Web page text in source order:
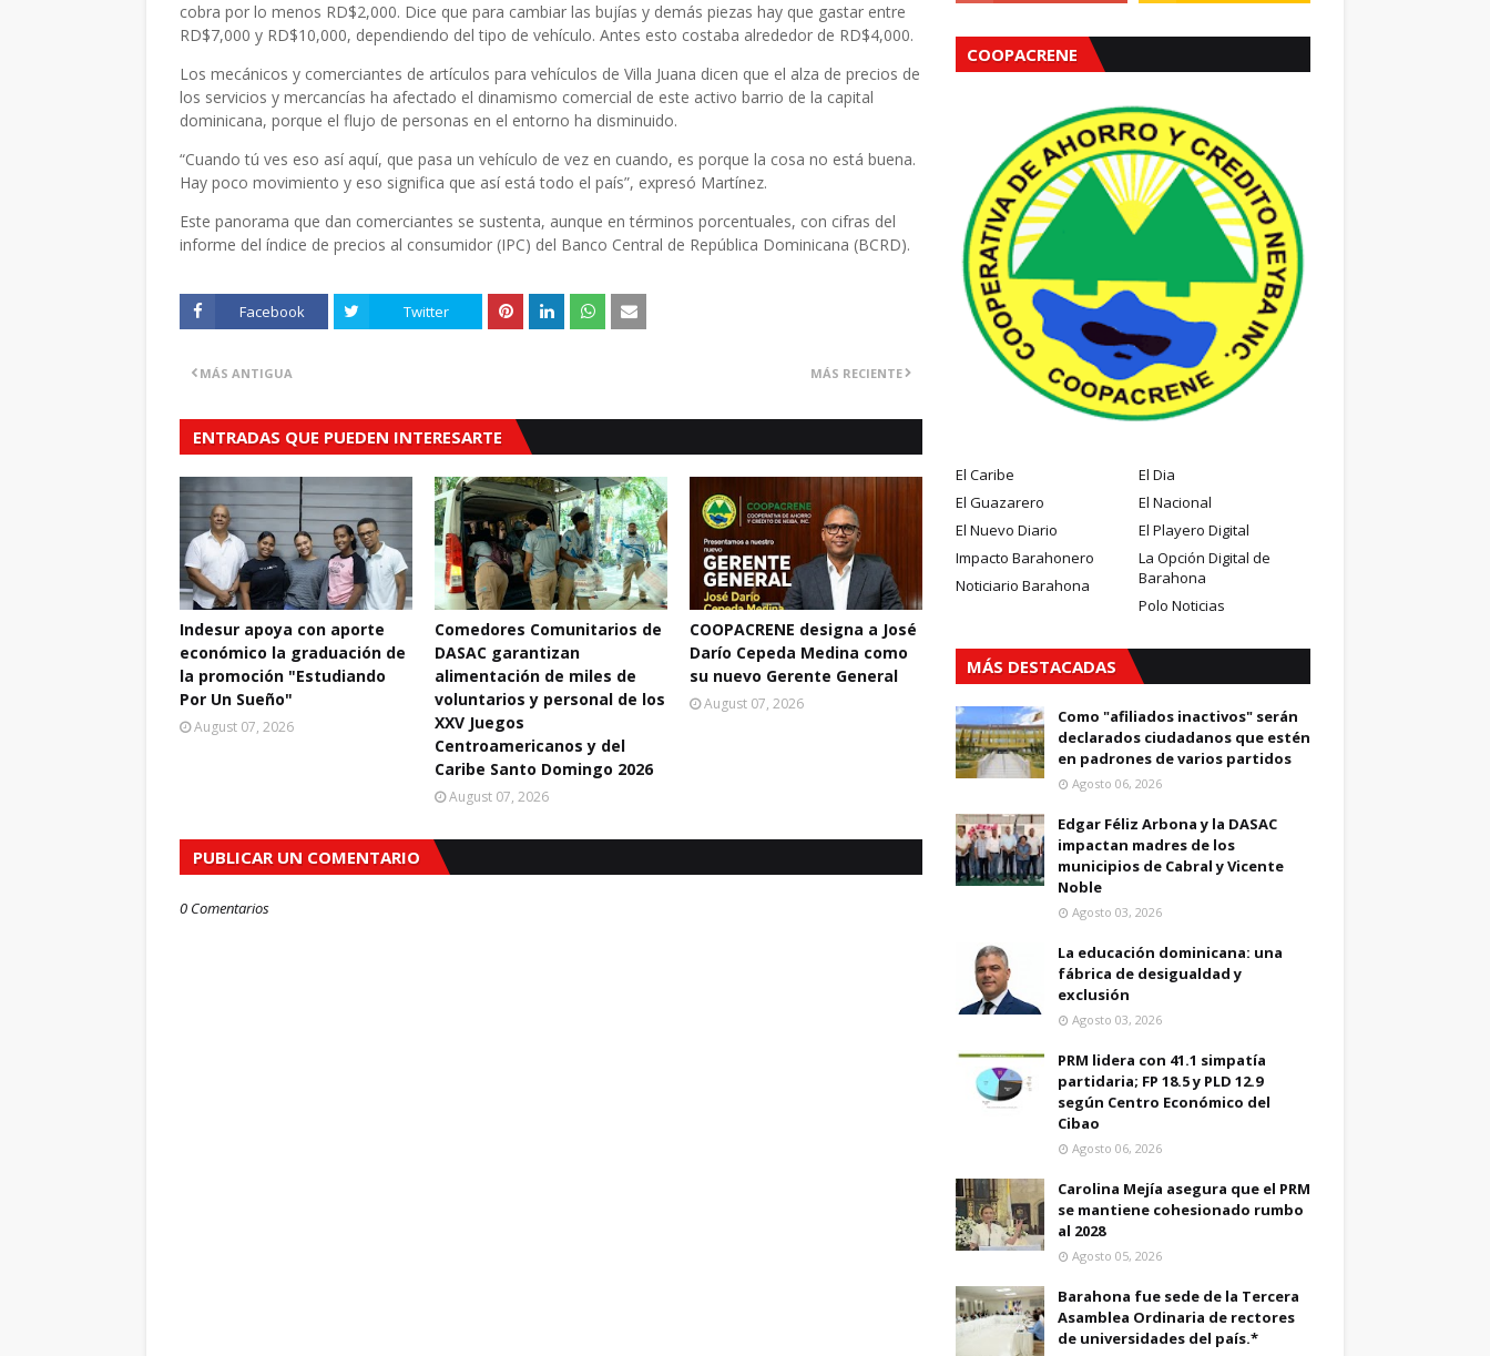
cobra por lo menos RD$2,000. Dice que para cambiar las bujías y demás piezas hay que gastar entre
RD$7,000 y RD$10,000, dependiendo del tipo de vehículo. Antes esto costaba alrededor de RD$4,000.
Los mecánicos y comerciantes de artículos para vehículos de Villa Juana dicen que el alza de precios de
los servicios y mercancías ha afectado el dinamismo comercial de este activo barrio de la capital
dominicana, porque el flujo de personas en el entorno ha disminuido.
“Cuando tú ves eso así aquí, que pasa un vehículo de vez en cuando, es porque la cosa no está buena.
Hay poco movimiento y eso significa que así está todo el país”, expresó Martínez.
Este panorama que dan comerciantes se sustenta, aunque en términos porcentuales, con cifras del
informe del índice de precios al consumidor (IPC) del Banco Central de República Dominicana (BCRD).
Facebook Twitter
MÁS RECIENTE
MÁS ANTIGUA
ENTRADAS QUE PUEDEN INTERESARTE
Indesur apoya con aporte
económico la graduación de
la promoción "Estudiando
Por Un Sueño"
August 07, 2026
Comedores Comunitarios de
DASAC garantizan
alimentación de miles de
voluntarios y personal de los
XXV Juegos
Centroamericanos y del
Caribe Santo Domingo 2026
August 07, 2026
COOPACRENE designa a José
Darío Cepeda Medina como
su nuevo Gerente General
August 07, 2026
PUBLICAR UN COMENTARIO
0 Comentarios
COOPACRENE
El Caribe
El Dia
El Guazarero
El Nacional
El Nuevo Diario
El Playero Digital
Impacto Barahonero
La Opción Digital de
Barahona
Noticiario Barahona
Polo Noticias
MÁS DESTACADAS
Como "afiliados inactivos" serán
declarados ciudadanos que estén
en padrones de varios partidos
Agosto 06, 2026
Edgar Féliz Arbona y la DASAC
impactan madres de los
municipios de Cabral y Vicente
Noble
Agosto 03, 2026
La educación dominicana: una
fábrica de desigualdad y
exclusión
Agosto 03, 2026
PRM lidera con 41.1 simpatía
partidaria; FP 18.5 y PLD 12.9
según Centro Económico del
Cibao
Agosto 06, 2026
Carolina Mejía asegura que el PRM
se mantiene cohesionado rumbo
al 2028
Agosto 05, 2026
Barahona fue sede de la Tercera
Asamblea Ordinaria de rectores
de universidades del país.*